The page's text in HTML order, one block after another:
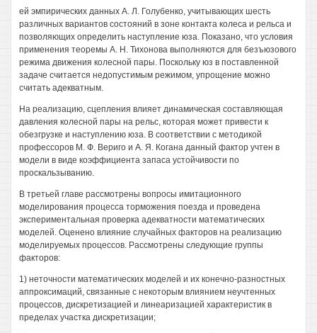
ей эмпирических данных А. Л. Голубенко, учитывающих шесть
различных вариантов состояний в зоне контакта колеса и рельса и
позволяющих определить наступление юза. Показано, что условия
применения теоремы А. Н. Тихонова выполняются для безъюзового
режима движения колесной пары. Поскольку юз в поставленной
задаче считается недопустимым режимом, упрощение можно
считать адекватным.
На реализацию, сцепления влияет динамическая составляющая
давления колесной пары на рельс, которая может привести к
обезгрузке и наступлению юза. В соответствии с методикой
профессоров М. Ф. Вериго и А. Я. Когана данный фактор учтен в
модели в виде коэффициента запаса устойчивости по
проскальзыванию.
В третьей главе рассмотрены вопросы имитационного
моделирования процесса торможения поезда и проведена
экспериментальная проверка адекватности математических
моделей. Оценено влияние случайных факторов на реализацию
моделируемых процессов. Рассмотрены следующие группы
факторов:
1) неточности математических моделей и их конечно-разностных
аппроксимаций, связанные с некоторым влиянием неучтенных
процессов, дискретизацией и линеаризацией характеристик в
пределах участка дискретизации;